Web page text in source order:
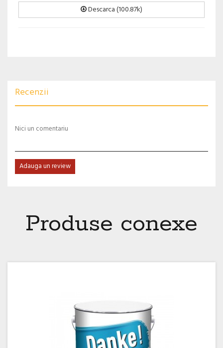
Descarca (100.87k)
Recenzii
Nici un comentariu
Adauga un review
Produse conexe